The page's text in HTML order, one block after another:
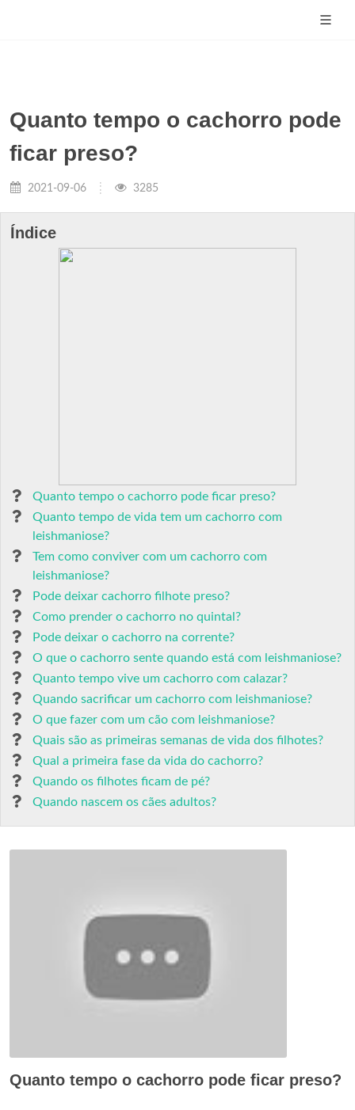
Quanto tempo o cachorro pode
ficar preso?
2021-09-06 3285
Índice
Quanto tempo o cachorro pode ficar preso?
Quanto tempo de vida tem um cachorro com
leishmaniose?
Tem como conviver com um cachorro com
leishmaniose?
Pode deixar cachorro filhote preso?
Como prender o cachorro no quintal?
Pode deixar o cachorro na corrente?
O que o cachorro sente quando está com leishmaniose?
Quanto tempo vive um cachorro com calazar?
Quando sacrificar um cachorro com leishmaniose?
O que fazer com um cão com leishmaniose?
Quais são as primeiras semanas de vida dos filhotes?
Qual a primeira fase da vida do cachorro?
Quando os filhotes ficam de pé?
Quando nascem os cães adultos?
Quanto tempo o cachorro pode ficar preso?